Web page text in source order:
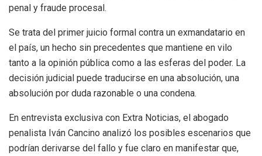
penal y fraude procesal.
Se trata del primer juicio formal contra un exmandatario en
el país, un hecho sin precedentes que mantiene en vilo
tanto a la opinión pública como a las esferas del poder. La
decisión judicial puede traducirse en una absolución, una
absolución por duda razonable o una condena.
En entrevista exclusiva con Extra Noticias, el abogado
penalista Iván Cancino analizó los posibles escenarios que
podrían derivarse del fallo y fue claro en manifestar que,